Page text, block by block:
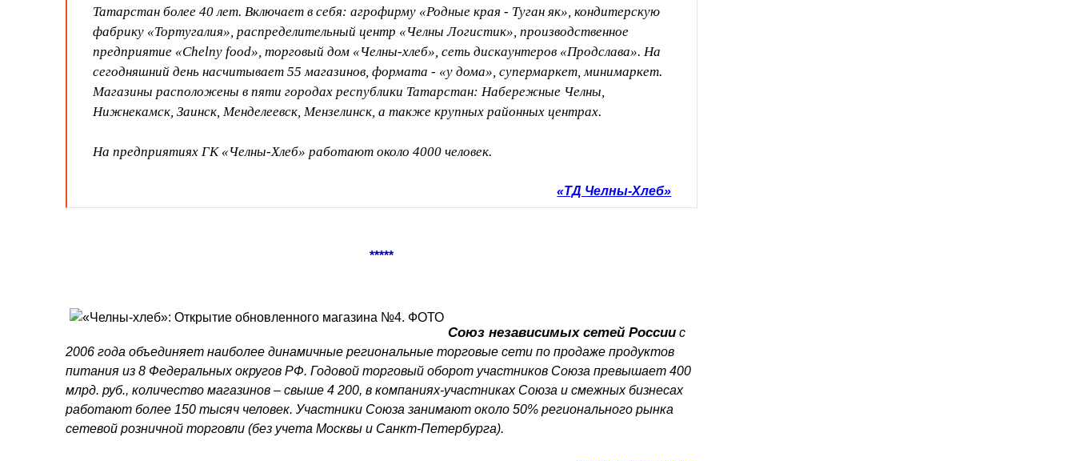
Татарстан более 40 лет. Включает в себя: агрофирму «Родные края - Туган як», кондитерскую
фабрику «Тортугалия», распределительный центр «Челны Логистик», производственное
предприятие «Chelny food», торговый дом «Челны-хлеб», сеть дискаунтеров «Продслава». На
сегодняшний день насчитывает 55 магазинов, формата - «у дома», супермаркет, минимаркет.
Магазины расположены в пяти городах республики Татарстан: Набережные Челны,
Нижнекамск, Заинск, Менделеевск, Мензелинск, а также крупных районных центрах.
На предприятиях ГК «Челны-Хлеб» работают около 4000 человек.
«ТД Челны-Хлеб»
*****
Союз независимых сетей России с
2006 года объединяет наиболее динамичные региональные торговые сети по продаже продуктов
питания из 8 Федеральных округов РФ. Годовой торговый оборот участников Союза превышает 400
млрд. руб., количество магазинов – свыше 4 200, в компаниях-участниках Союза и смежных бизнесах
работают более 150 тысяч человек. Участники Союза занимают около 50% регионального рынка
сетевой розничной торговли (без учета Москвы и Санкт-Петербурга).